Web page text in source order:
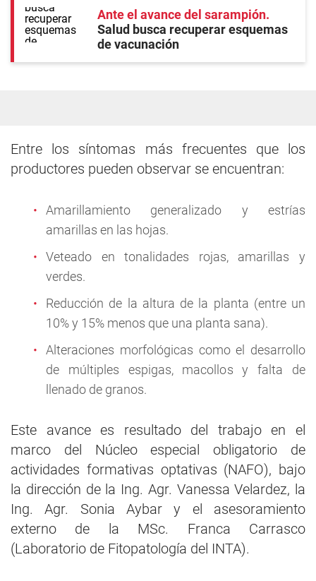
Ante el avance del sarampión
Salud busca recuperar esquemas
de vacunación
Entre los síntomas más frecuentes que los
productores pueden observar se encuentran:
Amarillamiento generalizado y estrías
amarillas en las hojas.
Veteado en tonalidades rojas, amarillas y
verdes.
Reducción de la altura de la planta (entre un
10% y 15% menos que una planta sana).
Alteraciones morfológicas como el desarrollo
de múltiples espigas, macollos y falta de
llenado de granos.
Este avance es resultado del trabajo en el
marco del Núcleo especial obligatorio de
actividades formativas optativas (NAFO), bajo
la dirección de la Ing. Agr. Vanessa Velardez, la
Ing. Agr. Sonia Aybar y el asesoramiento
externo de la MSc. Franca Carrasco
(Laboratorio de Fitopatología del INTA).